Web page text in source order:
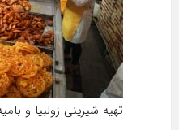
تهیه شیرینی زولبیا و